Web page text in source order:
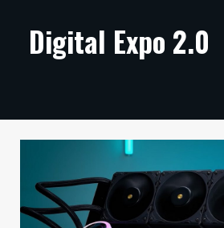
ARTIKKELIT
TECHBBS
HINTA.FI
KAUPPA
Digital Expo 2.0